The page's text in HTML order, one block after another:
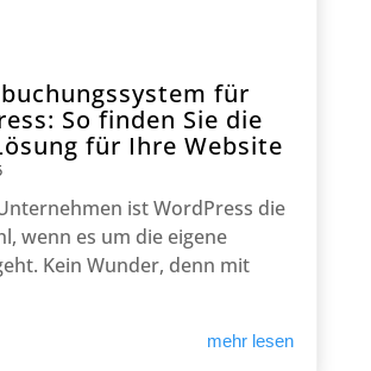
für
So finden Sie die
für Ihre Website
ist WordPress die
wenn es um die eigene
Kein Wunder, denn mit
mehr lesen